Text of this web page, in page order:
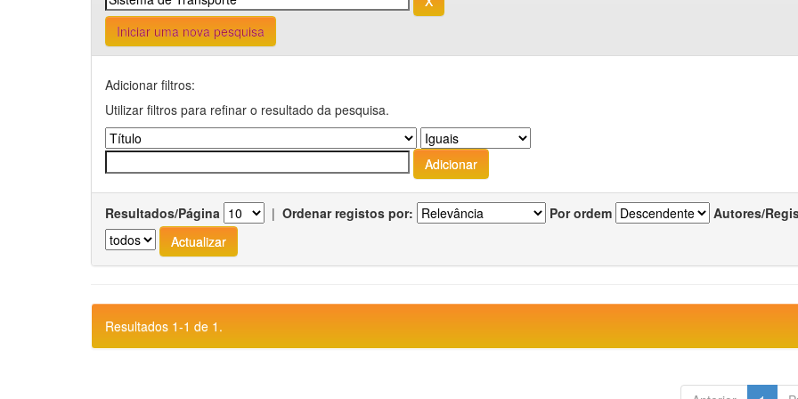
Iniciar uma nova pesquisa
Adicionar filtros:
Utilizar filtros para refinar o resultado da pesquisa.
Resultados/Página | Ordenar registos por: Por ordem Autores/
Resultados 1-1 de 1.